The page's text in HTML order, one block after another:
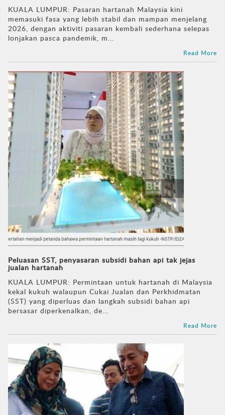
KUALA LUMPUR: Pasaran hartanah Malaysia kini
memasuki fasa yang lebih stabil dan mampan menjelang
2026, dengan aktiviti pasaran kembali sederhana selepas
lonjakan pasca pandemik, m...
Read More
Peluasan SST, penyasaran subsidi bahan api tak jejas
jualan hartanah
KUALA LUMPUR: Permintaan untuk hartanah di Malaysia
kekal kukuh walaupun Cukai Jualan dan Perkhidmatan
(SST) yang diperluas dan langkah subsidi bahan api
bersasar diperkenalkan, de...
Read More